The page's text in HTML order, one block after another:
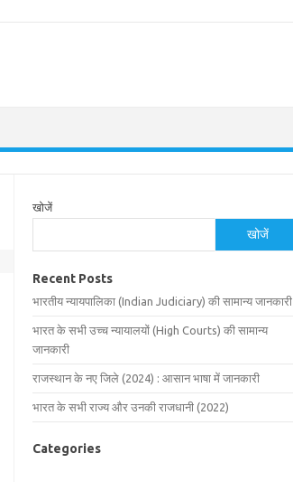
खोजें
खोजें
Recent Posts
भारतीय न्यायपालिका (Indian Judiciary) की सामान्य जानकारी
भारत के सभी उच्च न्यायालयों (High Courts) की सामान्य
जानकारी
राजस्थान के नए जिले (2024) : आसान भाषा में जानकारी
भारत के सभी राज्य और उनकी राजधानी (2022)
Categories